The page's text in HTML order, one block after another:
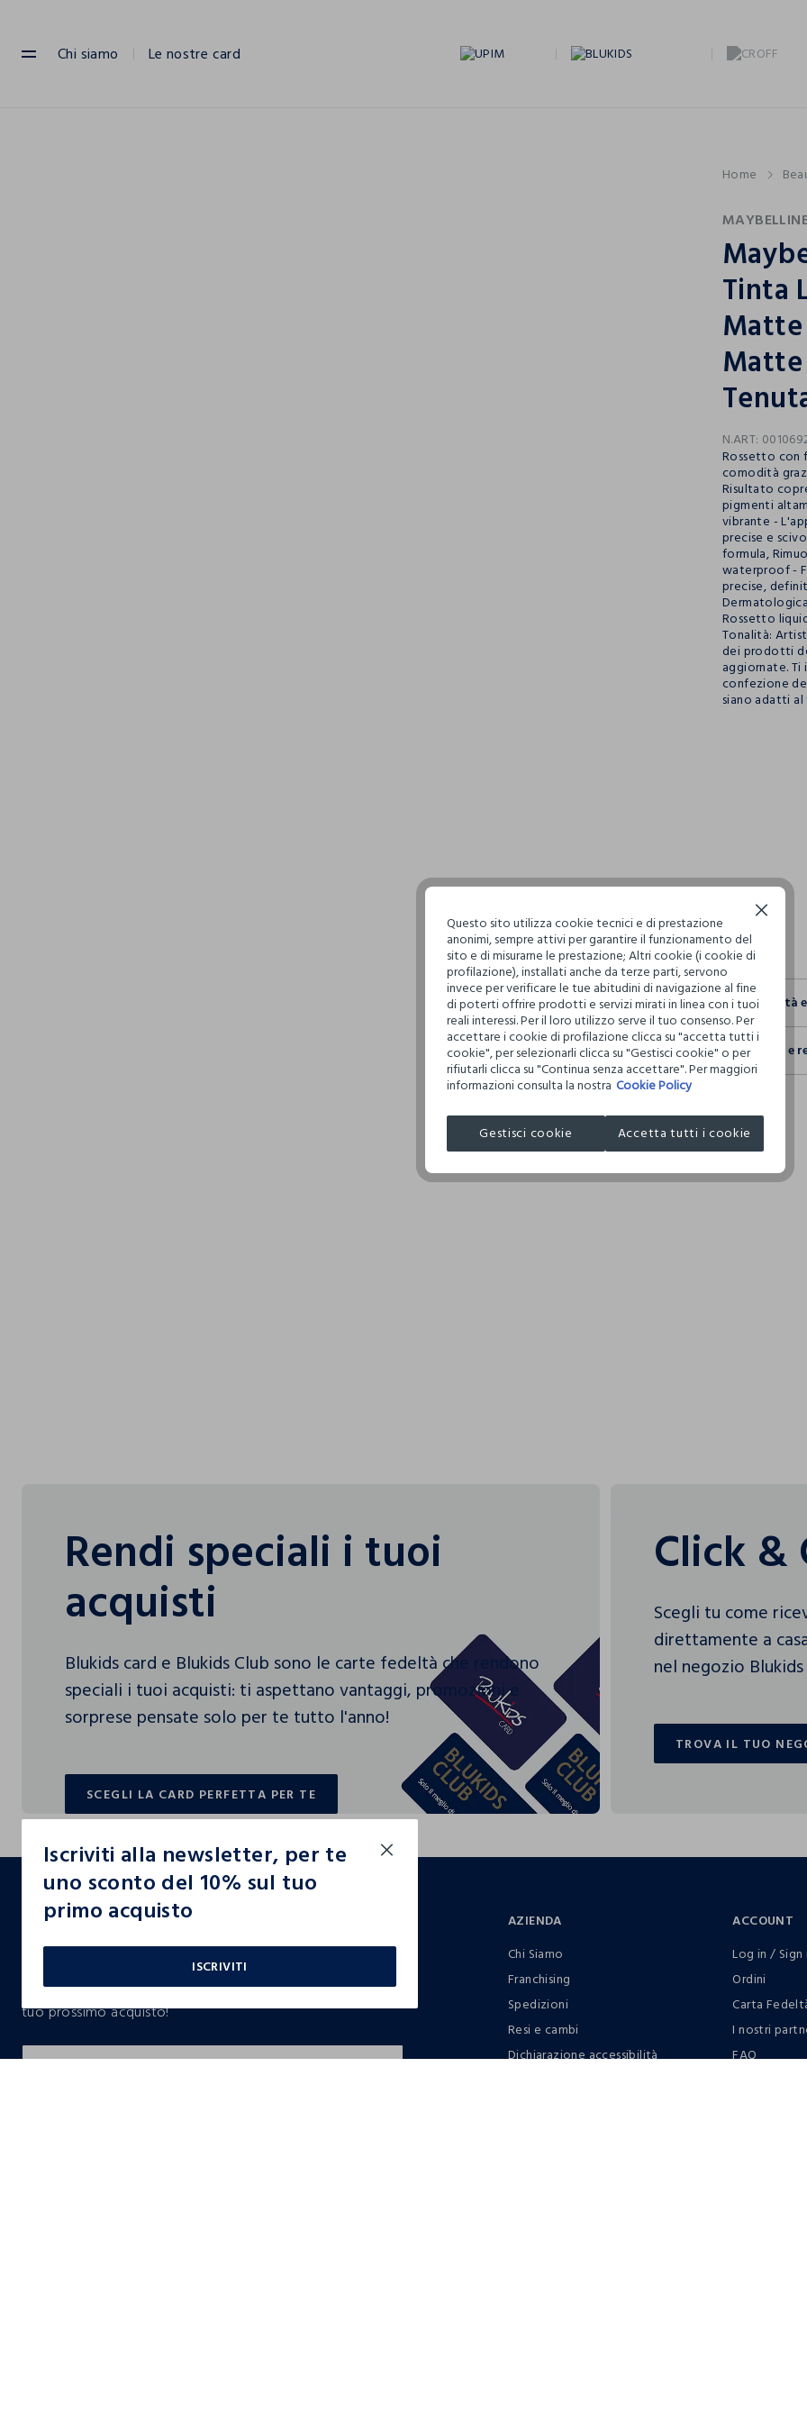
Chi siamo Le nostre card
Home
Tinta
N.ART:
Rossetto con
comodità
Risultato
pigmenti
vibrante -
precise e
formula,
waterproof -
precise,
Rossetto
Tonalità:
dei prodotti
aggiornate.
confezione
siano adatti
Sostenibilità
Sicurezza
Il 100% dei
fisici, per
Clicca qui
Spedizione e
Hai fino a
Rendi speciali i tuoi
acquisti
Blukids card e Blukids Club sono le carte fedeltà che rendono
speciali i tuoi acquisti: ti aspettano vantaggi, promozioni e
sorprese pensate solo per te tutto l'anno!
SCEGLI LA CARD PERFETTA PER TE
SCEGLI LA CARD PERFETTA PER TE
Click &
Scegli tu come
direttamente a
nel negozio
TROVA IL TUO
TROVA IL TUO
Iscriviti alla newsletter, per te
uno sconto del 10% sul tuo
primo acquisto
ISCRIVITI
footer.ariatitle
Un click, un regalo:
-10% subito per te 💌
Iscriviti ora alla newsletter e ottieni il-10% di scontosul
tuo prossimo acquisto!
AZIENDA
Chi Siamo
Franchising
Spedizioni
Resi e cambi
Dichiarazione accessibilità
ACCOUNT
Log in / Sign
Ordini
Carta
I nostri
FAQ
Questo sito utilizza cookie tecnici e di prestazione
anonimi, sempre attivi per garantire il funzionamento del
sito e di misurarne le prestazione; Altri cookie (i cookie di
profilazione), installati anche da terze parti, servono
invece per verificare le tue abitudini di navigazione al fine
di poterti offrire prodotti e servizi mirati in linea con i tuoi
reali interessi. Per il loro utilizzo serve il tuo consenso. Per
accettare i cookie di profilazione clicca su "accetta tutti i
cookie", per selezionarli clicca su "Gestisci cookie" o per
rifiutarli clicca su "Continua senza accettare". Per maggiori
informazioni consulta la nostra Cookie Policy
Gestisci cookie Accetta tutti i cookie
Continua senza accettare